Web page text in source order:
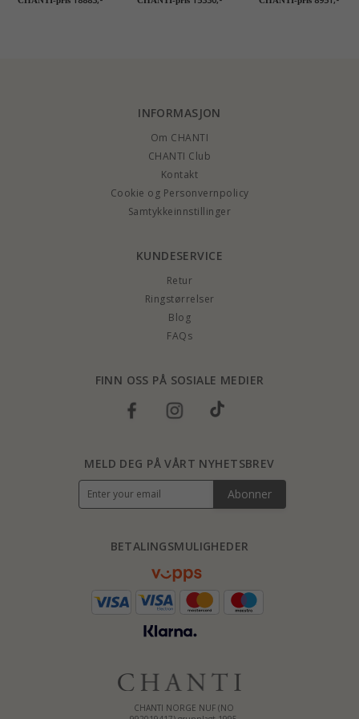
INFORMASJON
Om CHANTI
CHANTI Club
Kontakt
Cookie og Personvernpolicy
Samtykkeinnstillinger
KUNDESERVICE
Retur
Ringstørrelser
Blog
FAQs
FINN OSS PÅ SOSIALE MEDIER
CHANTI NORGE NUF (NO
BETALINGSMULIGHEDER
MELD DEG PÅ VÅRT NYHETSBREV
Abonner